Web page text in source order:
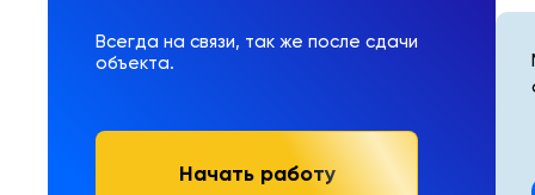
Всегда на связи, так же после сдачи
объекта.
Начать работу